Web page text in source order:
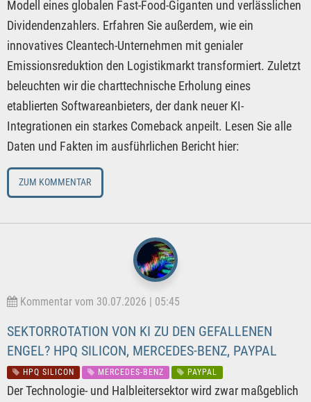
Modell eines globalen Fast-Food-Giganten und verlässlichen
Dividendenzahlers. Erfahren Sie außerdem, wie ein
innovatives Cleantech-Unternehmen mit genialer
Emissionsreduktion den Logistikmarkt transformiert. Zuletzt
beleuchten wir die charttechnische Erholung eines
etablierten Softwareanbieters, der dank neuer KI-
Integrationen ein starkes Comeback anpeilt. Lesen Sie alle
Daten und Fakten im ausführlichen Bericht hier:
ZUM KOMMENTAR
Kommentar vom 30.07.2026 | 05:45
SEKTORROTATION VON KI ZU DEN GEFALLENEN
ENGEL? HPQ SILICON, MERCEDES-BENZ, PAYPAL
HPQ SILICON MERCEDES-BENZ PAYPAL
Der Technologie- und Halbleitersektor wird zwar maßgeblich